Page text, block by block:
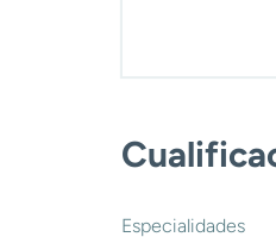
Especialidades